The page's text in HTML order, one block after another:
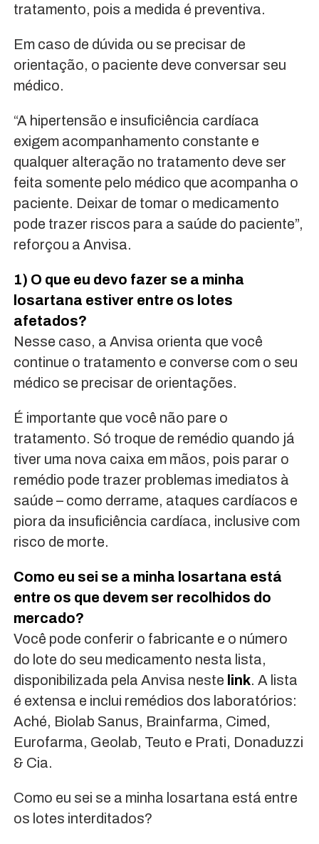
tratamento, pois a medida é preventiva.
Em caso de dúvida ou se precisar de
orientação, o paciente deve conversar seu
médico.
“A hipertensão e insuficiência cardíaca
exigem acompanhamento constante e
qualquer alteração no tratamento deve ser
feita somente pelo médico que acompanha o
paciente. Deixar de tomar o medicamento
pode trazer riscos para a saúde do paciente”,
reforçou a Anvisa.
1) O que eu devo fazer se a minha
losartana estiver entre os lotes
afetados?
Nesse caso, a Anvisa orienta que você
continue o tratamento e converse com o seu
médico se precisar de orientações.
É importante que você não pare o
tratamento. Só troque de remédio quando já
tiver uma nova caixa em mãos, pois parar o
remédio pode trazer problemas imediatos à
saúde – como derrame, ataques cardíacos e
piora da insuficiência cardíaca, inclusive com
risco de morte.
Como eu sei se a minha losartana está
entre os que devem ser recolhidos do
mercado?
Você pode conferir o fabricante e o número
do lote do seu medicamento nesta lista,
disponibilizada pela Anvisa neste link. A lista
é extensa e inclui remédios dos laboratórios:
Aché, Biolab Sanus, Brainfarma, Cimed,
Eurofarma, Geolab, Teuto e Prati, Donaduzzi
& Cia.
Como eu sei se a minha losartana está entre
os lotes interditados?